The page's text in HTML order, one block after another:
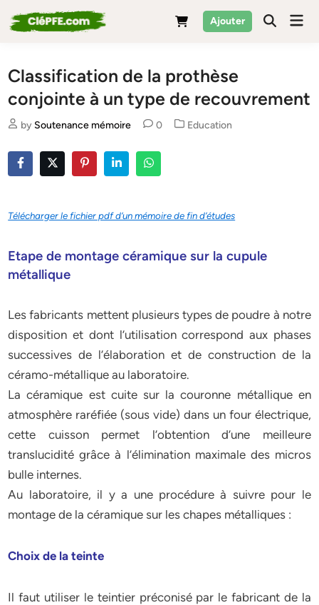
to
Ajouter
Classification de la prothèse
conjointe à un type de recouvrement
by Soutenance mémoire 0
Posted
Education
Télécharger le fichier pdf d’un mémoire de fin d’études
Etape de montage céramique sur la cupule
métallique
Les fabricants mettent plusieurs types de poudre à notre
disposition et dont l’utilisation correspond aux phases
successives de l’élaboration et de construction de la
céramo-métallique au laboratoire.
La céramique est cuite sur la couronne métallique en
atmosphère raréfiée (sous vide) dans un four électrique,
cette cuisson permet l’obtention d’une meilleure
translucidité grâce à l’élimination maximale des micros
bulle internes.
Au laboratoire, il y a une procédure à suivre pour le
montage de la céramique sur les chapes métalliques :
Choix de la teinte
Il faut utiliser le teintier préconisé par le fabricant de la